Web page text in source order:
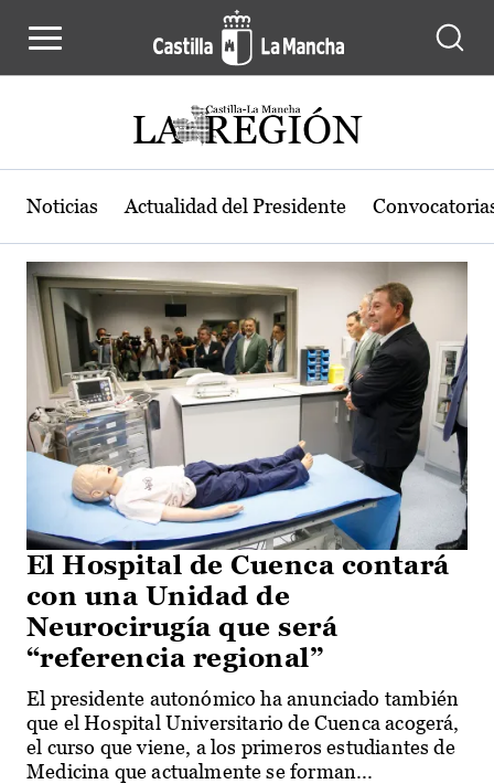
Actualidad de la región de Castilla-
Noticias Actualidad del Presidente
El Hospital de Cuenca contará
con una Unidad de
Neurocirugía que será
“referencia regional”
El presidente autonómico ha anunciado también
que el Hospital Universitario de Cuenca acogerá,
el curso que viene, a los primeros estudiantes de
Medicina que actualmente se forman...